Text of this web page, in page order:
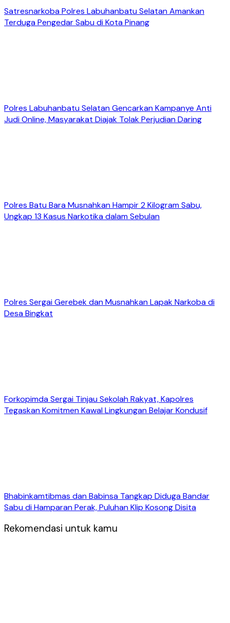
Satresnarkoba Polres Labuhanbatu Selatan Amankan
Terduga Pengedar Sabu di Kota Pinang
Polres Labuhanbatu Selatan Gencarkan Kampanye Anti
Judi Online, Masyarakat Diajak Tolak Perjudian Daring
Polres Batu Bara Musnahkan Hampir 2 Kilogram Sabu,
Ungkap 13 Kasus Narkotika dalam Sebulan
Polres Sergai Gerebek dan Musnahkan Lapak Narkoba di
Desa Bingkat
Forkopimda Sergai Tinjau Sekolah Rakyat, Kapolres
Tegaskan Komitmen Kawal Lingkungan Belajar Kondusif
Bhabinkamtibmas dan Babinsa Tangkap Diduga Bandar
Sabu di Hamparan Perak, Puluhan Klip Kosong Disita
Rekomendasi untuk kamu